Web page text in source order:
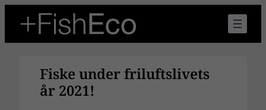
innehåll
Fiske under friluftslivets
år 2021!